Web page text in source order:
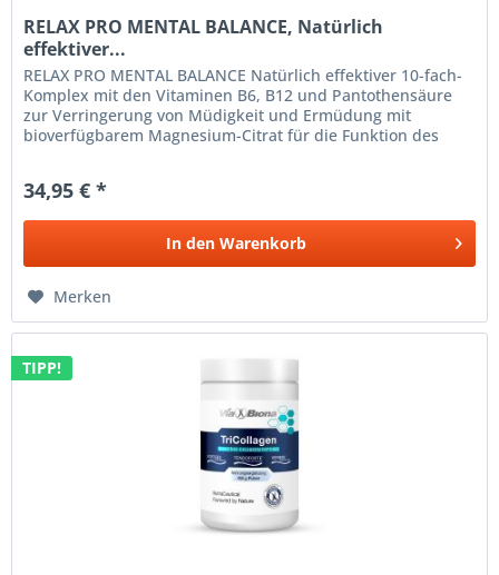
RELAX PRO MENTAL BALANCE, Natürlich
effektiver...
RELAX PRO MENTAL BALANCE Natürlich effektiver 10-fach-
Komplex mit den Vitaminen B6, B12 und Pantothensäure
zur Verringerung von Müdigkeit und Ermüdung mit
bioverfügbarem Magnesium-Citrat für die Funktion des
34,95 € *
In den Warenkorb
Merken
TIPP!